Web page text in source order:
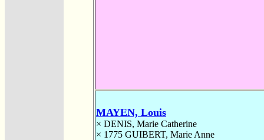
MAYEN, Louis
× DENIS, Marie Catherine
× 1775 GUIBERT, Marie Anne